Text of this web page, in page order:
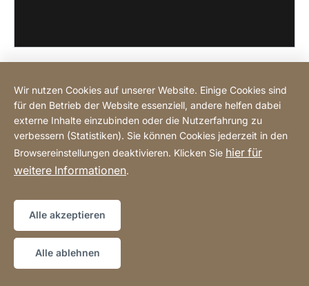
Online einkaufen
Hotline
Website
[Website
information]
Datenschutz
Wir nutzen Cookies auf unserer Website. Einige Cookies sind
für den Betrieb der Website essenziell, andere helfen dabei
externe Inhalte einzubinden oder die Nutzerfahrung zu
verbessern (Statistiken). Sie können Cookies jederzeit in den
Browsereinstellungen deaktivieren. Klicken Sie hier für
weitere Informationen.
Alle akzeptieren
Alle ablehnen